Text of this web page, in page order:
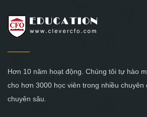
Hơn 10 năm hoạt động. Chúng tôi tự hào
cho hơn 3000 học viên trong nhiều chuyên
chuyên sâu.